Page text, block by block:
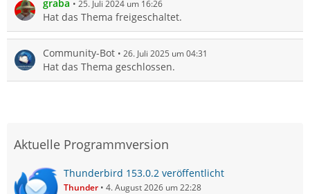
graba 25. Juli 2024 um 16:26
Hat das Thema freigeschaltet.
Community-Bot 26. Juli 2025 um 04:31
Hat das Thema geschlossen.
Aktuelle Programmversion
Thunderbird 153.0.2 veröffentlicht
Thunder 4. August 2026 um 22:28